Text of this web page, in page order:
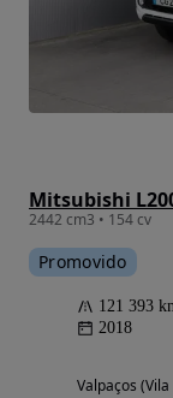
Mitsubishi
2442 cm3 • 154 cv
Promovido
121 393
2018
Valpaços (Vila